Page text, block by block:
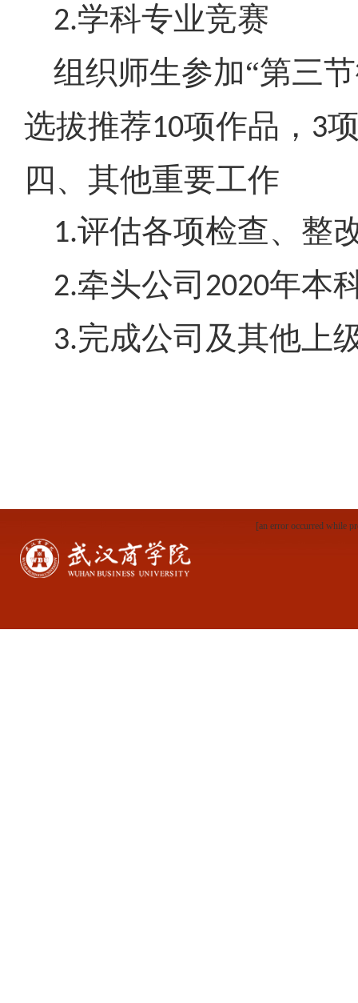
2.学科专业竞赛
组织师生参加“第三
选拔推荐10项作品， 3
四、其他重要工作
1.评估各项检查、整
2.牵头公司 2020年本
3.完成公司及其他上
[an error occurred while